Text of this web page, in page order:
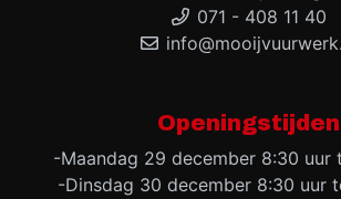
071 - 408 11 40
Openingstijden
-Maandag 29 december 8:30 uur
-Dinsdag 30 december 8:30 uur